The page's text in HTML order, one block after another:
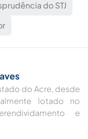
do STJ
do Acre, desde
lotado no
e